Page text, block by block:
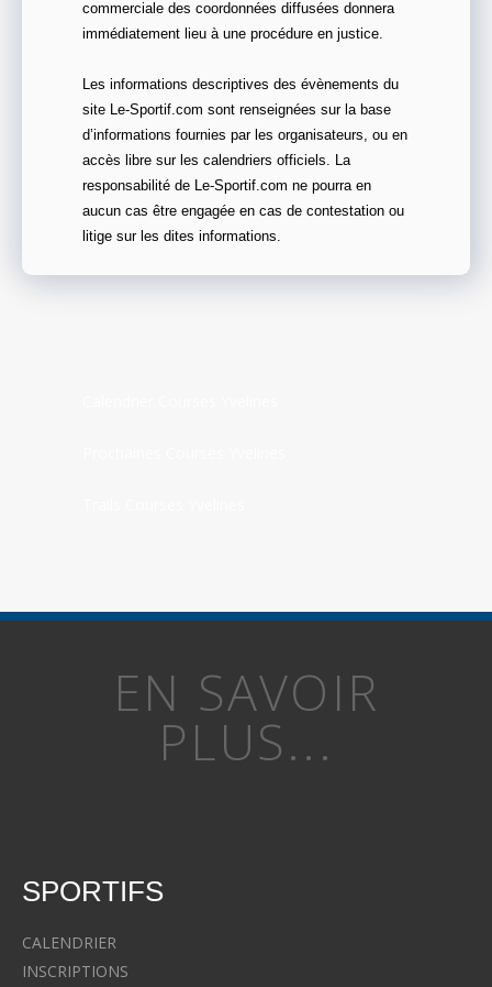
commerciale des coordonnées diffusées donnera
immédiatement lieu à une procédure en justice.
Les informations descriptives des évènements du
site Le-Sportif.com sont renseignées sur la base
d’informations fournies par les organisateurs, ou en
accès libre sur les calendriers officiels. La
responsabilité de Le-Sportif.com ne pourra en
aucun cas être engagée en cas de contestation ou
litige sur les dites informations.
EN SAVOIR
PLUS...
SPORTIFS
CALENDRIER
INSCRIPTIONS